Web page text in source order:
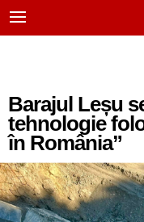
Barajul Leșu
tehnologie
în România”